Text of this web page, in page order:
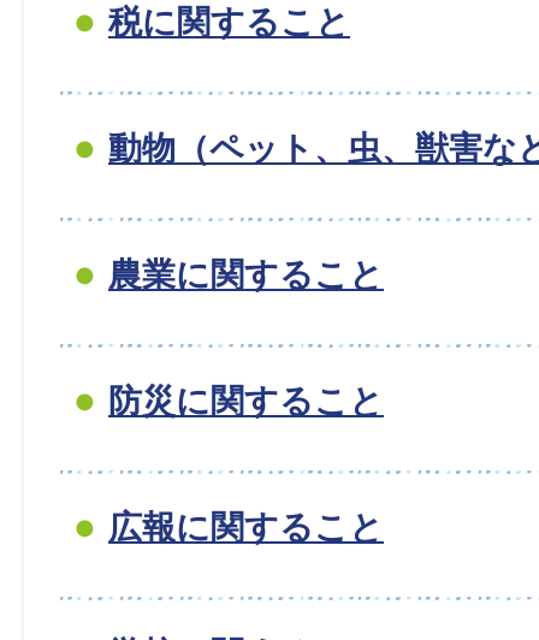
税に関すること
動物（ペット、虫、獣害な
農業に関すること
防災に関すること
広報に関すること